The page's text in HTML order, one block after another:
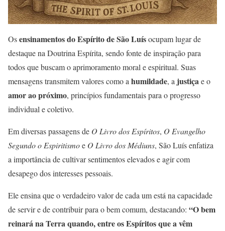
Osensinamentos do Espírito de São Luísocupam lugar de
destaque na Doutrina Espírita, sendo fonte de inspiração para
todos que buscam o aprimoramento moral e espiritual. Suas
mensagens transmitem valores como ahumildade, a justiçae o
amor ao próximo, princípios fundamentais para o progresso
individual e coletivo.
Em diversas passagens de O Livro dos Espíritos, O Evangelho
Segundo o Espiritismoe O Livro dos Médiuns, São Luís enfatiza
a importância de cultivar sentimentos elevados e agir com
desapego dos interesses pessoais.
Ele ensina que o verdadeiro valor de cada um está na capacidade
de servir e de contribuir para o bem comum, destacando: “O bem
reinará na Terra quando, entre os Espíritos que a vêm